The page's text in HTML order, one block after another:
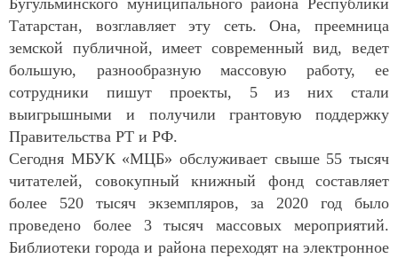
Бугульминского муниципального района Республики
Татарстан, возглавляет эту сеть. Она, преемница
земской публичной, имеет современный вид, ведет
большую, разнообразную массовую работу, ее
сотрудники пишут проекты, 5 из них стали
выигрышными и получили грантовую поддержку
Правительства РТ и РФ.
Сегодня МБУК «МЦБ» обслуживает свыше 55 тысяч
читателей, совокупный книжный фонд составляет
более 520 тысяч экземпляров, за 2020 год было
проведено более 3 тысяч массовых мероприятий.
Библиотеки города и района переходят на электронное